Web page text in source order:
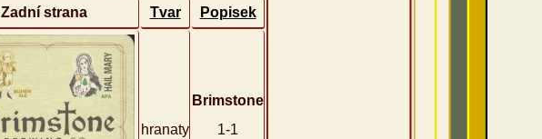
Zadní strana Tvar Popisek
hranaty
Brimstone
1-1